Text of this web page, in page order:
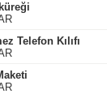
Telefon Kılıfı